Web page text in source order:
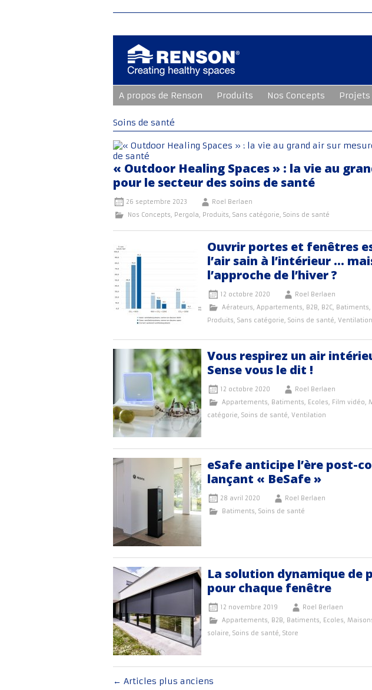
au
contenu
principal
A propos de Renson Produits Nos Concepts Projets
Soins de santé
« Outdoor Healing Spaces » : la vie au
pour le secteur des soins de santé
26 septembre 2023
Roel Berlaen
Nos Concepts, Pergola, Produits, Sans catégorie, Soins de santé
Ouvrir portes et fenêtres
l’air sain à l’intérieur …
l’approche de l’hiver ?
12 octobre 2020
Roel Berlaen
Aérateurs, Appartements, B2B, B2C, Batiments,
Produits, Sans catégorie, Soins de santé, Ventilation
Vous respirez un air
Sense vous le dit !
12 octobre 2020
Roel Berlaen
Appartements, Batiments, Ecoles, Film vidéo,
catégorie, Soins de santé, Ventilation
eSafe anticipe l’ère post-
lançant « BeSafe »
28 avril 2020
Roel Berlaen
Batiments, Soins de santé
La solution dynamique de
pour chaque fenêtre
12 novembre 2019
Roel Berlaen
Appartements, B2B, Batiments, Ecoles,
solaire, Soins de santé, Store
Navigation
← Articles plus anciens